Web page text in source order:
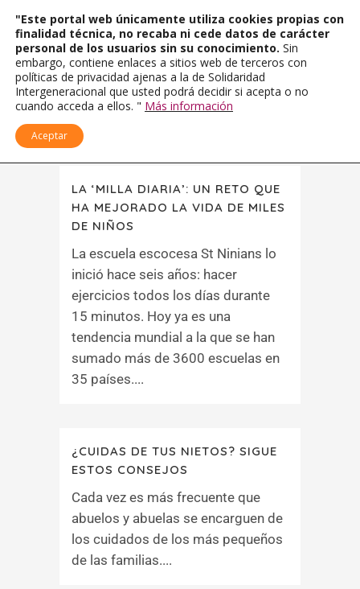
LA ‘MILLA DIARIA’: UN RETO QUE
HA MEJORADO LA VIDA DE MILES
DE NIÑOS
La escuela escocesa St Ninians lo
inició hace seis años: hacer
ejercicios todos los días durante
15 minutos. Hoy ya es una
tendencia mundial a la que se han
sumado más de 3600 escuelas en
35 países....
¿CUIDAS DE TUS NIETOS? SIGUE
ESTOS CONSEJOS
Cada vez es más frecuente que
abuelos y abuelas se encarguen de
los cuidados de los más pequeños
de las familias....
"Este portal web únicamente utiliza cookies propias con
finalidad técnica, no recaba ni cede datos de carácter
personal de los usuarios sin su conocimiento. Sin
embargo, contiene enlaces a sitios web de terceros con
políticas de privacidad ajenas a la de Solidaridad
Intergeneracional que usted podrá decidir si acepta o no
cuando acceda a ellos. " Más información
Aceptar